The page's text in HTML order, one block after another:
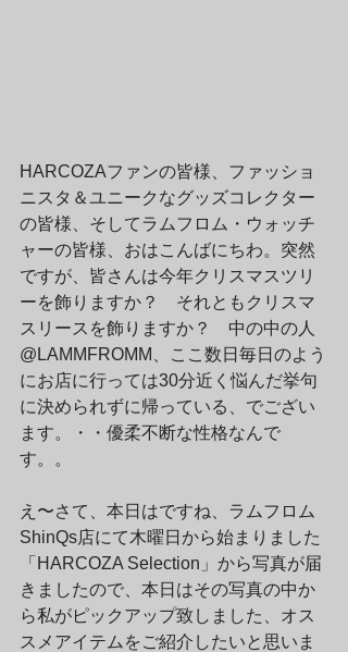
HARCOZAファンの皆様、ファッショ
ニスタ＆ユニークなグッズコレクター
の皆様、そしてラムフロム・ウォッチ
ャーの皆様、おはこんばにちわ。突然
ですが、皆さんは今年クリスマスツリ
ーを飾りますか？　それともクリスマ
スリースを飾りますか？　中の中の人
@LAMMFROMM、ここ数日毎日のよう
にお店に行っては30分近く悩んだ挙句
に決められずに帰っている、でござい
ます。・・優柔不断な性格なんで
す。。
え〜さて、本日はですね、ラムフロム
ShinQs店にて木曜日から始まりました
「HARCOZA Selection」から写真が届
きましたので、本日はその写真の中か
ら私がピックアップ致しました、オス
スメアイテムをご紹介したいと思いま